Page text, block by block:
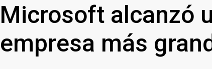
Microsoft alcanzó
empresa más